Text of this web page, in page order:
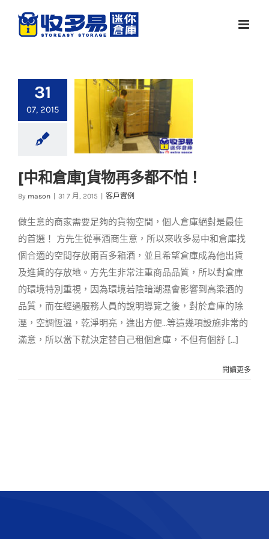
31
07, 2015
客戶實例
[中和倉庫]貨物再多都不怕！
By mason 31 7 月, 2015 客戶實例
做生意的商家需要足夠的貨物空間，個人倉庫絕對是最佳
的首選！ 方先生從事酒商生意，所以來收多易中和倉庫找
個合適的空間存放兩百多箱酒，並且希望倉庫成為他出貨
及進貨的存放地。方先生非常注重商品品質，所以對倉庫
的環境特別重視，因為環境若陰暗潮濕會影響到高梁酒的
品質，而在經過服務人員的說明導覽之後，對於倉庫的除
溼，空調恆溫，乾淨明亮，進出方便…等這幾項設施非常的
滿意，所以當下就決定替自己租個倉庫，不但有個舒 [...]
閱讀更多